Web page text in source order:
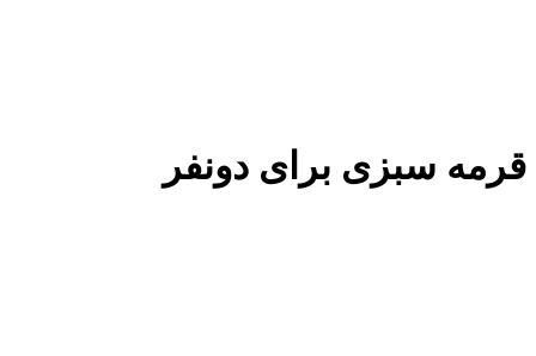
قرمه سبزی برای دونفر